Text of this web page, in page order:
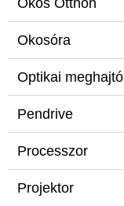
Okos Otthon
Okosóra
Optikai meghajtó
Pendrive
Processzor
Projektor